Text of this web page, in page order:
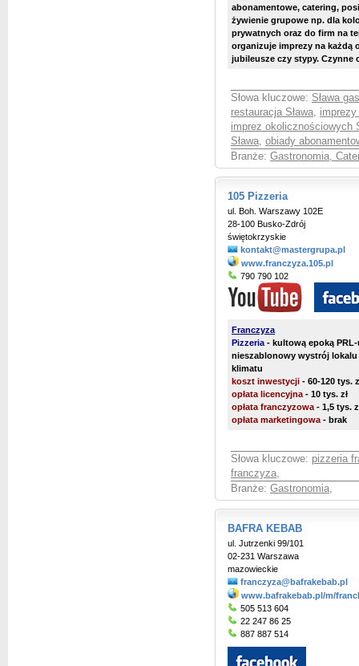
abonamentowe, catering,
żywienie grupowe np. dla
prywatnych oraz do firm na
organizuje imprezy na każdą
jubileusze czy stypy. Czynne
Słowa kluczowe: Sława
restauracja Sława, imprezy
imprez okolicznościowych
Sława, obiady
Branże: Gastronomia,
105 Pizzeria
ul. Boh. Warszawy 102E
28-100 Busko-Zdrój
świętokrzyskie
kontakt@mastergrupa.pl
www.franczyza.105.pl
790 790 102
Franczyza
Pizzeria - kultową epoką
nieszablonowy wystrój lokalu
klimatu
koszt inwestycji - 60-120 tys.
opłata licencyjna - 10 tys. zł
opłata franczyzowa - 1,5 tys.
opłata marketingowa - brak
Słowa kluczowe: pizzeria
franczyza,
Branże: Gastronomia,
BAFRA KEBAB
ul. Jutrzenki 99/101
02-231 Warszawa
mazowieckie
franczyza@bafrakebab.pl
www.bafrakebab.pl/m/
505 513 604
22 247 86 25
887 887 514